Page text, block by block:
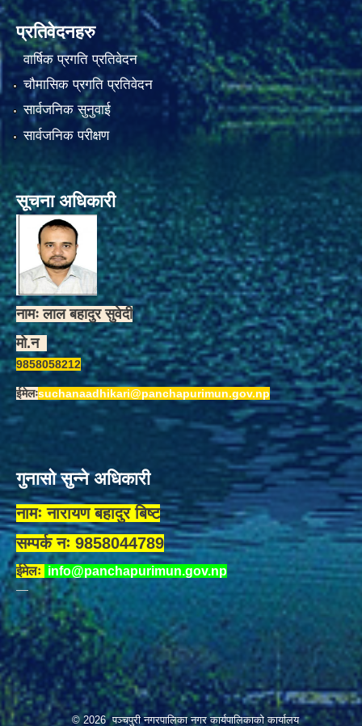
प्रतिवेदनहरु
वार्षिक प्रगति प्रतिवेदन
चौमासिक प्रगति प्रतिवेदन
सार्वजनिक सुनुवाई
सार्वजनिक परीक्षण
सूचना अधिकारी
नामः लाल बहादुर सुवेदी
मो.न
9858058212
ईमेलःsuchanaadhikari@panchapurimun.gov.np
गुनासो सुन्ने अधिकारी
नामः नारायण बहादुर बिष्ट
सम्पर्क नः 9858044789
ईमेलः info@panchapurimun.gov.np
© 2026 पञ्चपुरी नगरपालिका नगर कार्यपालिकाको कार्यालय